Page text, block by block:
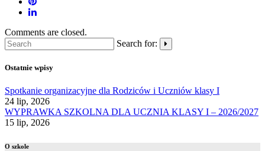
Comments are closed.
Search for:
Ostatnie wpisy
Spotkanie organizacyjne dla Rodziców i Uczniów klasy I
24 lip, 2026
WYPRAWKA SZKOLNA DLA UCZNIA KLASY I – 2026/2027
15 lip, 2026
O szkole